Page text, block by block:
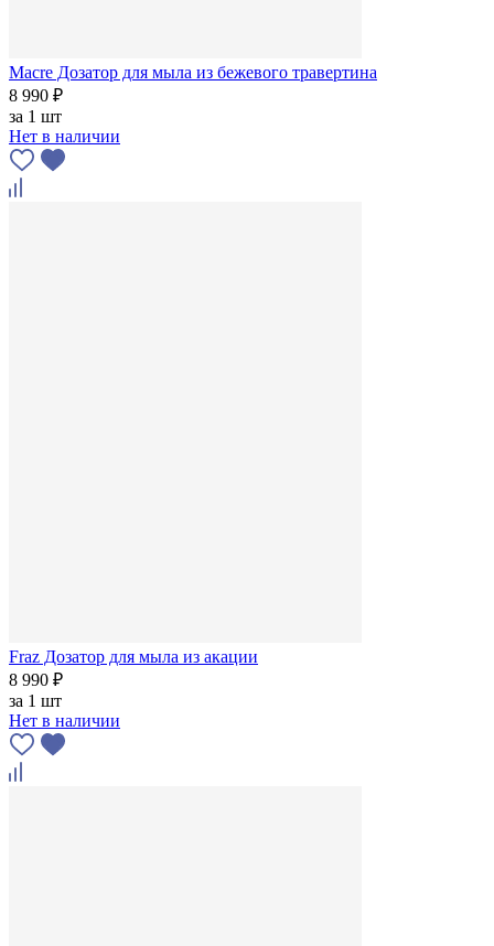
Macre Дозатор для мыла из бежевого травертина
8 990 ₽
за 1 шт
Нет в наличии
Fraz Дозатор для мыла из акации
8 990 ₽
за 1 шт
Нет в наличии